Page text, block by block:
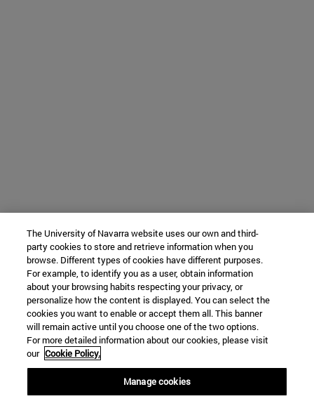
The University of Navarra website uses our own and third-
party cookies to store and retrieve information when you
browse. Different types of cookies have different purposes.
For example, to identify you as a user, obtain information
about your browsing habits respecting your privacy, or
personalize how the content is displayed. You can select the
cookies you want to enable or accept them all. This banner
will remain active until you choose one of the two options.
For more detailed information about our cookies, please visit
our Cookie Policy.
Manage cookies